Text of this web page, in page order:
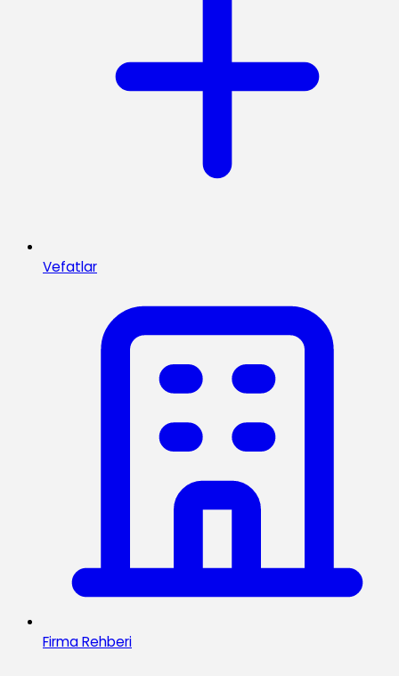
Vefatlar
Firma Rehberi